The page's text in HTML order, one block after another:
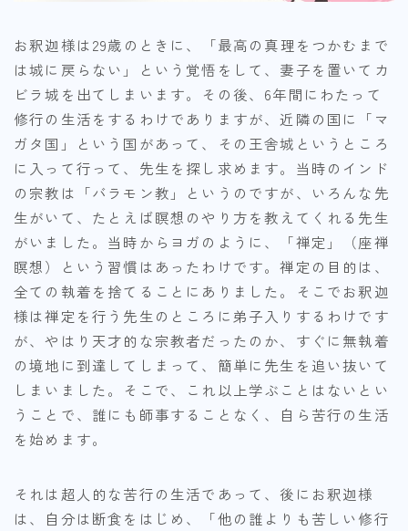
お釈迦様は29歳のときに、「最高の真理をつかむまで
は城に戻らない」という覚悟をして、妻子を置いてカ
ビラ城を出てしまいます。その後、6年間にわたって
修行の生活をするわけでありますが、近隣の国に「マ
ガタ国」という国があって、その王舎城というところ
に入って行って、先生を探し求めます。当時のインド
の宗教は「バラモン教」というのですが、いろんな先
生がいて、たとえば瞑想のやり方を教えてくれる先生
がいました。当時からヨガのように、「禅定」（座禅
瞑想）という習慣はあったわけです。禅定の目的は、
全ての執着を捨てることにありました。そこでお釈迦
様は禅定を行う先生のところに弟子入りするわけです
が、やはり天才的な宗教者だったのか、すぐに無執着
の境地に到達してしまって、簡単に先生を追い抜いて
しまいました。そこで、これ以上学ぶことはないとい
うことで、誰にも師事することなく、自ら苦行の生活
を始めます。
それは超人的な苦行の生活であって、後にお釈迦様
は、自分は断食をはじめ、「他の誰よりも苦しい修行